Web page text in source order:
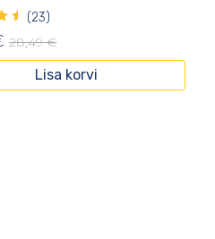
(23)
28,49€
Lisa korvi